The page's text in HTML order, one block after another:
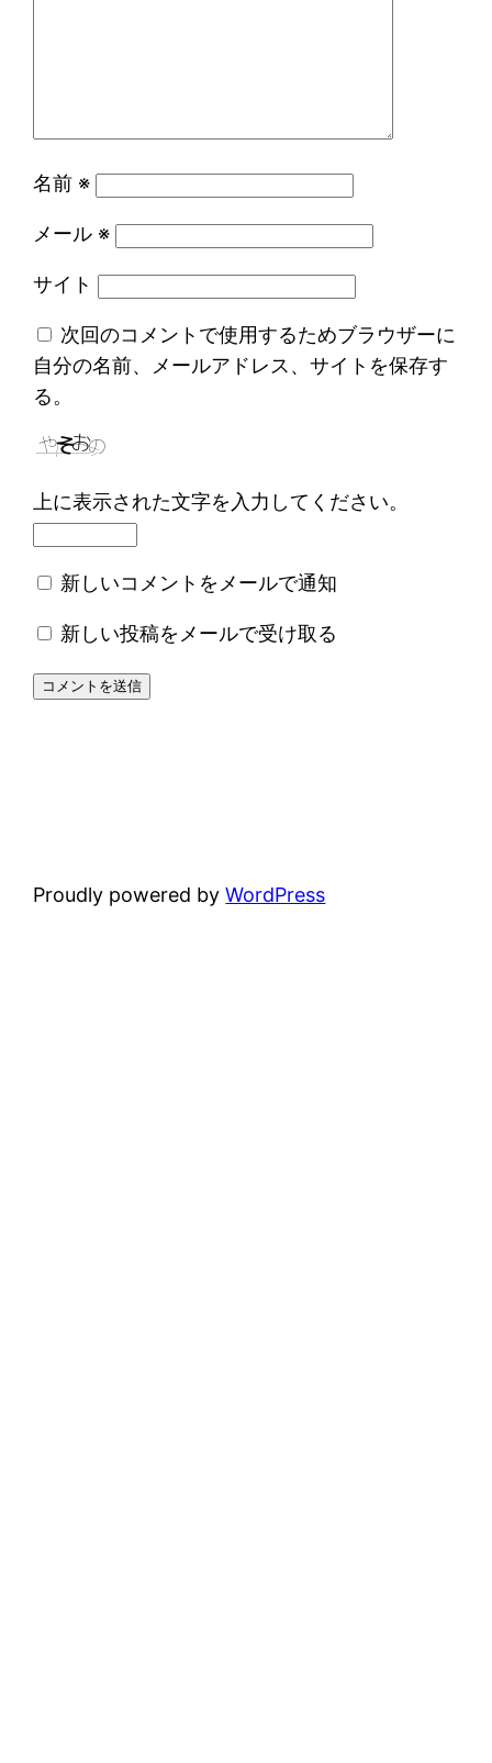
名前 ※
メール ※
サイト
次回のコメントで使用するためブラウザーに
自分の名前、メールアドレス、サイトを保存す
る。
上に表示された文字を入力してください。
新しいコメントをメールで通知
新しい投稿をメールで受け取る
Proudly powered byWordPress